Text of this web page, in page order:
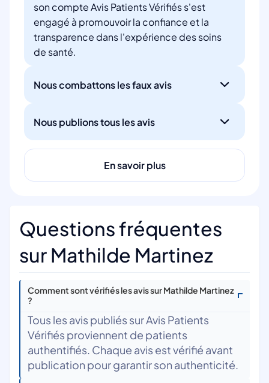
son compte Avis Patients Vérifiés s'est
engagé à promouvoir la confiance et la
transparence dans l'expérience des soins
de santé.
Nous combattons les faux avis
Nous publions tous les avis
En savoir plus
Questions fréquentes
sur Mathilde Martinez
Comment sont vérifiés les avis sur Mathilde Martinez
?
Tous les avis publiés sur Avis Patients
Vérifiés proviennent de patients
authentifiés. Chaque avis est vérifié avant
publication pour garantir son authenticité.